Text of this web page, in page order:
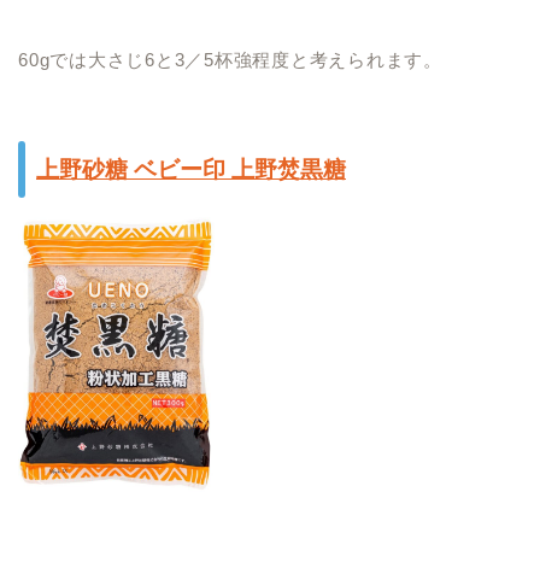
60gでは大さじ6と3／5杯強程度と考えられます。
上野砂糖 ベビー印 上野焚黒糖